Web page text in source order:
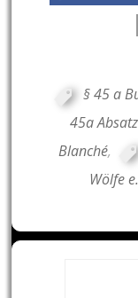
§ 45 a
45a
Blanché,
Wölfe